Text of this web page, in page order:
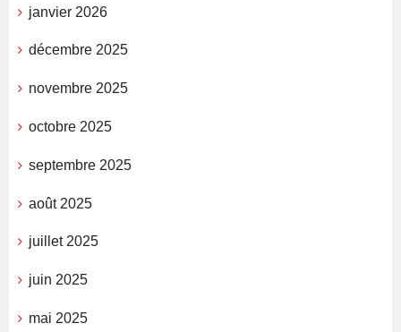
janvier 2026
décembre 2025
novembre 2025
octobre 2025
septembre 2025
août 2025
juillet 2025
juin 2025
mai 2025